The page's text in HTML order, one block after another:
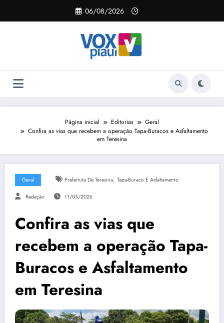
o
06/08/2026
Página inicial Editorias
Geral
Confira as vias que recebem a operação Tapa-Buracos e Asfaltamento
em Teresina
Geral Prefeituta De Teresina, Tapa-Buraco E Asfaltamento
Redação 11/05/2026
Confira as vias que
recebem a operação Tapa-
Buracos e Asfaltamento
em Teresina